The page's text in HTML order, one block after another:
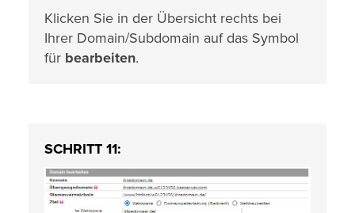
Klicken Sie in der Übersicht rechts bei
Ihrer Domain/Subdomain auf das Symbol
für bearbeiten.
SCHRITT 11: